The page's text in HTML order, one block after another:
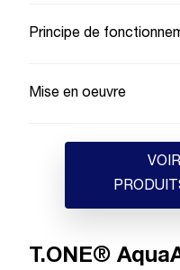
Principe de
Mise en oeuvre
T.ONE®